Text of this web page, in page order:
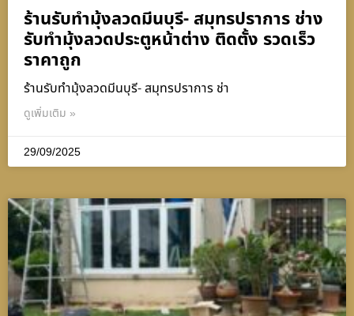
ร้านรับทำมุ้งลวดมีนบุรี- สมุทรปราการ ช่าง
รับทำมุ้งลวดประตูหน้าต่าง ติดตั้ง รวดเร็ว
ราคาถูก
ร้านรับทำมุ้งลวดมีนบุรี- สมุทรปราการ ช่า
ดูเพิ่มเติม »
29/09/2025